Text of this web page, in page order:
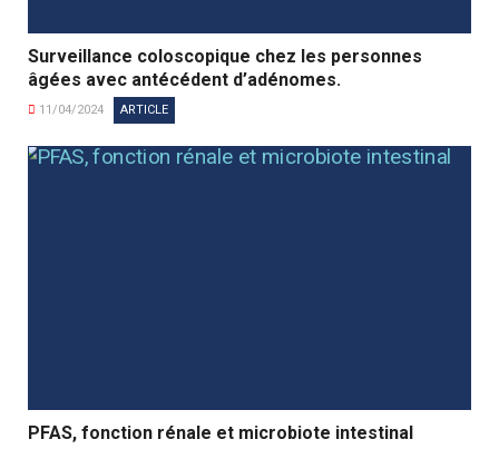
Surveillance coloscopique chez les personnes
âgées avec antécédent d’adénomes.
11/04/2024 ARTICLE
PFAS, fonction rénale et microbiote intestinal